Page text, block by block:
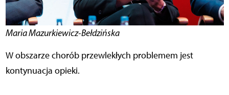
Maria Mazurkiewicz-Bełdzińska
W obszarze chorób przewlekłych problemem jest
kontynuacja opieki.